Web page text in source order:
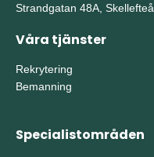
Strandgatan 48A, Skellefteå
Våra tjänster
Rekrytering
Bemanning
Specialistområden